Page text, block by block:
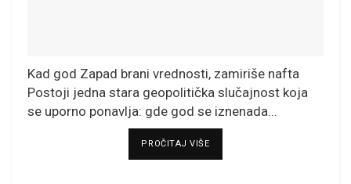
Kad god Zapad brani vrednosti, zamiriše nafta
Postoji jedna stara geopolitička slučajnost koja
se uporno ponavlja: gde god se iznenada...
PROČITAJ VIŠEDETAILS